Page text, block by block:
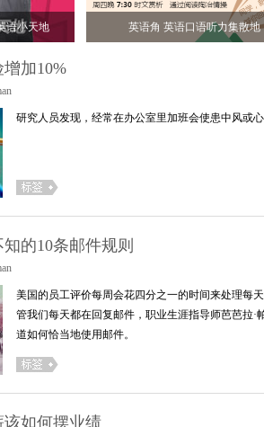
语小天地 英语角 英语口语听力集散地
加10%
研究人员发现，经常在办公室里加班会使患中风或心
的10条邮件规则
美国的员工评价每周会花四分之一的时间来处理每
管我们每天都在回复邮件，职业生涯指导师芭芭拉·
道如何恰当地使用邮件。
如何摆业绩